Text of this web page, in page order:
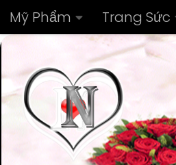
Skip to content
Mỹ Phẩm Trang Sức